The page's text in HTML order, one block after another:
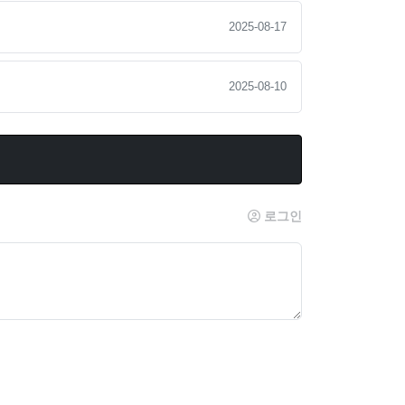
2025-08-17
2025-08-10
로그인